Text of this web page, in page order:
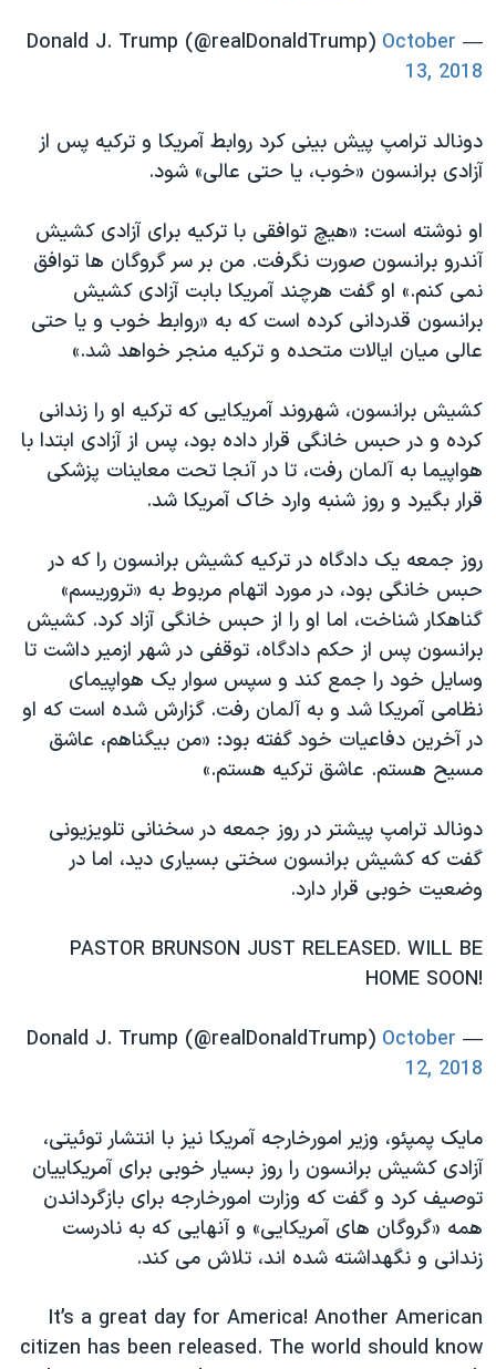
— Donald J. Trump (@realDonaldTrump)
October
13, 2018
دونالد ترامپ پیش بینی کرد روابط آمریکا و ترکیه پس از
آزادی برانسون «خوب، یا حتی عالی» شود.
او نوشته است: «هیچ توافقی با ترکیه برای آزادی کشیش
آندرو برانسون صورت نگرفت. من بر سر گروگان ها توافق
نمی کنم.» او گفت هرچند آمریکا بابت آزادی کشیش
برانسون قدردانی کرده است که به «روابط خوب و یا حتی
عالی میان ایالات متحده و ترکیه منجر خواهد شد.»
کشیش برانسون، شهروند آمریکایی که ترکیه او را زندانی
کرده و در حبس خانگی قرار داده بود، پس از آزادی ابتدا با
هواپیما به آلمان رفت، تا در آنجا تحت معاینات پزشکی
قرار بگیرد و روز شنبه وارد خاک آمریکا شد.
روز جمعه یک دادگاه در ترکیه کشیش برانسون را که در
حبس خانگی بود، در مورد اتهام مربوط به «تروریسم»
گناهکار شناخت، اما او را از حبس خانگی آزاد کرد. کشیش
برانسون پس از حکم دادگاه، توقفی در شهر ازمیر داشت تا
وسایل خود را جمع کند و سپس سوار یک هواپیمای
نظامی آمریکا شد و به آلمان رفت. گزارش شده است که او
در آخرین دفاعیات خود گفته بود: «من بیگناهم، عاشق
مسیح هستم. عاشق ترکیه هستم.»
دونالد ترامپ پیشتر در روز جمعه در سخنانی تلویزیونی
گفت که کشیش برانسون سختی بسیاری دید، اما در
وضعیت خوبی قرار دارد.
PASTOR BRUNSON JUST RELEASED. WILL BE
HOME SOON!
— Donald J. Trump (@realDonaldTrump)
October
12, 2018
مایک پمپئو، وزیر امورخارجه آمریکا نیز با انتشار توئیتی،
آزادی کشیش برانسون را روز بسیار خوبی برای آمریکاییان
توصیف کرد و گفت که وزارت امورخارجه برای بازگرداندن
همه «گروگان های آمریکایی» و آنهایی که به نادرست
زندانی و نگهداشته شده اند، تلاش می کند.
It’s a great day for America! Another American
citizen has been released. The world should know